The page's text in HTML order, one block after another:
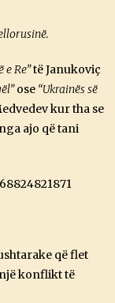
e Re”të Janukoviç
ose “Ukrainës së
kur tha se
ajo që tani
që flet
konflikt të